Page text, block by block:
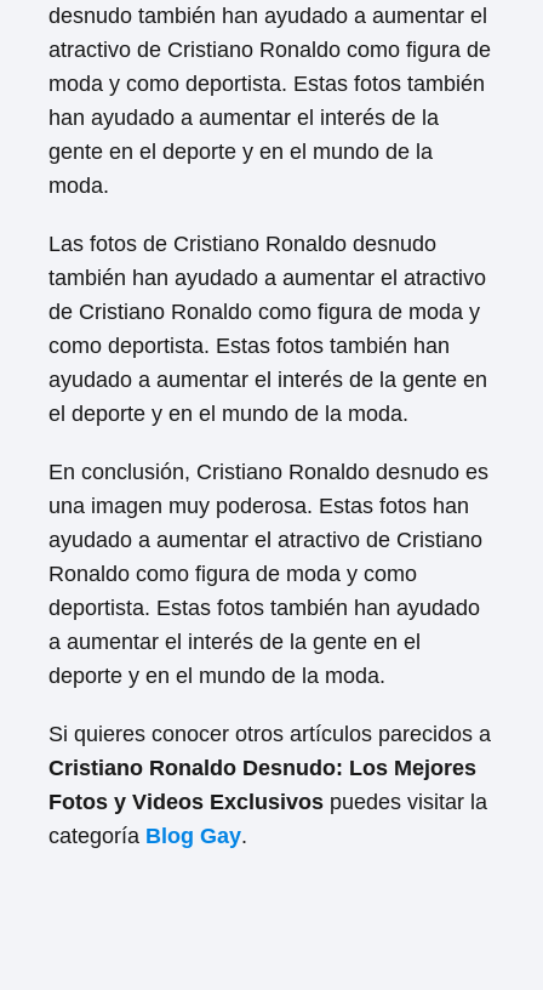
desnudo también han ayudado a aumentar el
atractivo de Cristiano Ronaldo como figura de
moda y como deportista. Estas fotos también
han ayudado a aumentar el interés de la
gente en el deporte y en el mundo de la
moda.
Las fotos de Cristiano Ronaldo desnudo
también han ayudado a aumentar el atractivo
de Cristiano Ronaldo como figura de moda y
como deportista. Estas fotos también han
ayudado a aumentar el interés de la gente en
el deporte y en el mundo de la moda.
En conclusión, Cristiano Ronaldo desnudo es
una imagen muy poderosa. Estas fotos han
ayudado a aumentar el atractivo de Cristiano
Ronaldo como figura de moda y como
deportista. Estas fotos también han ayudado
a aumentar el interés de la gente en el
deporte y en el mundo de la moda.
Si quieres conocer otros artículos parecidos a
Cristiano Ronaldo Desnudo: Los Mejores
Fotos y Videos Exclusivos puedes visitar la
categoría Blog Gay.